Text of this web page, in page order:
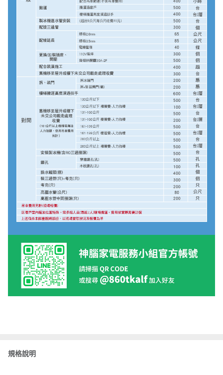
規格說明